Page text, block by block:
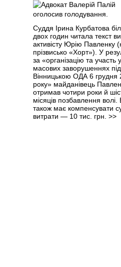
Суддя Ірина Курбатова
двох годин читала текст
активісту Юрію Павленку
прізвисько «Хорт»). У
за «організацію та участь у
масових заворушеннях під
Вінницькою ОДА 6 грудня
року» майданівець
отримав чотири роки й
місяців позбавлення волі.
також має компенсувати
витрати — 10 тис. грн. >>